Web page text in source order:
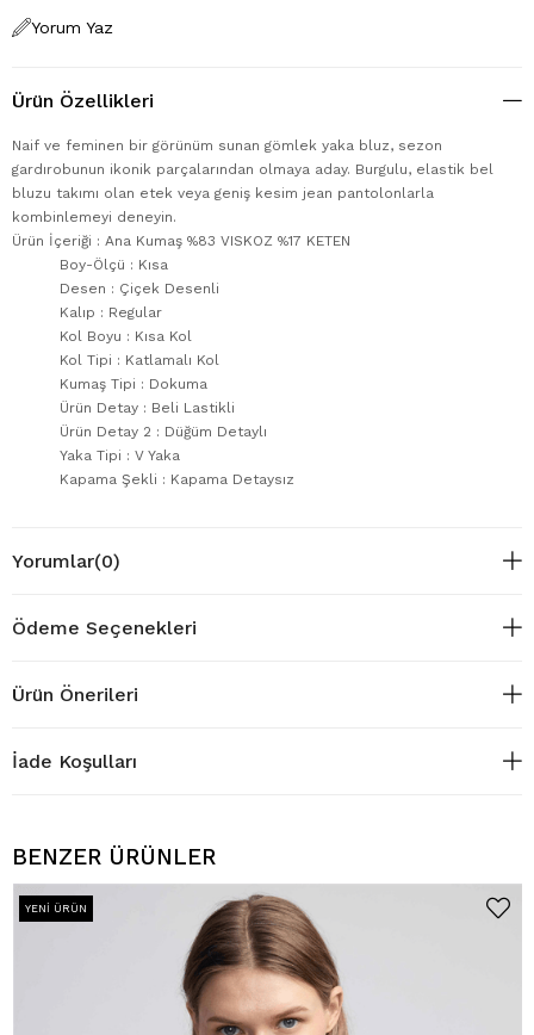
Yorum Yaz
Ürün Özellikleri
Naif ve feminen bir görünüm sunan gömlek yaka bluz, sezon
gardırobunun ikonik parçalarından olmaya aday. Burgulu, elastik bel
bluzu takımı olan etek veya geniş kesim jean pantolonlarla
kombinlemeyi deneyin.
Ürün İçeriği : Ana Kumaş %83 VISKOZ %17 KETEN
Boy-Ölçü : Kısa
Desen : Çiçek Desenli
Kalıp : Regular
Kol Boyu : Kısa Kol
Kol Tipi : Katlamalı Kol
Kumaş Tipi : Dokuma
Ürün Detay : Beli Lastikli
Ürün Detay 2 : Düğüm Detaylı
Yaka Tipi : V Yaka
Kapama Şekli : Kapama Detaysız
Yorumlar(0)
Ödeme Seçenekleri
Ürün Önerileri
İade Koşulları
BENZER ÜRÜNLER
YENI ÜRÜN